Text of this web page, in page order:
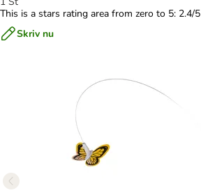
This is a stars rating area from zero to 5: 2.4/5
Skriv nu